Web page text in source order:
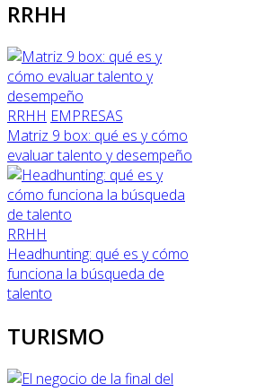
RRHH
RRHH EMPRESAS
Matriz 9 box: qué es y cómo
evaluar talento y desempeño
RRHH
Headhunting: qué es y cómo
funciona la búsqueda de
talento
TURISMO